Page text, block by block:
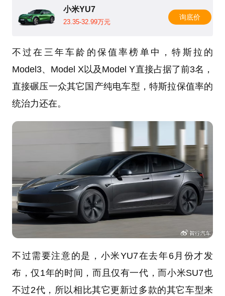
小米YU7
23.35-32.99万元
询底价
不过在三年车龄的保值率榜单中，特斯拉的
Model3、Model X以及Model Y直接占据了前3名，
直接碾压一众其它国产纯电车型，特斯拉保值率的
统治力还在。
不过需要注意的是，小米YU7在去年6月份才发
布，仅1年的时间，而且仅有一代，而小米SU7也
不过2代，所以相比其它更新过多款的其它车型来